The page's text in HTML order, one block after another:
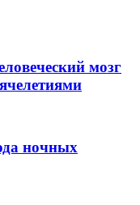
мозг
ночных